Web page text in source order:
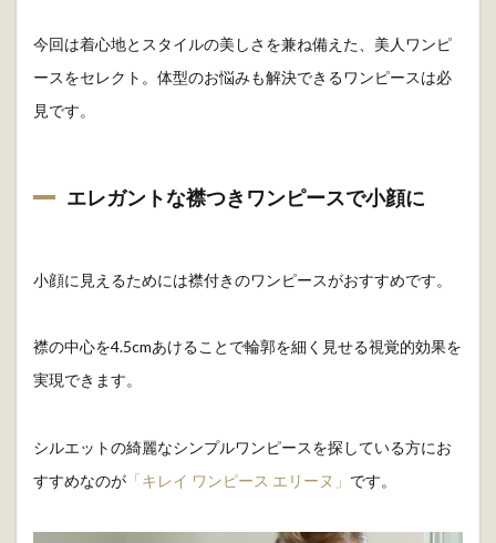
フォーマル服のマナーをふまえた上で、ワンランク上の着こ
しょう。
ースをセレクト。体型のお悩みも解決できるワンピースは必
見です。